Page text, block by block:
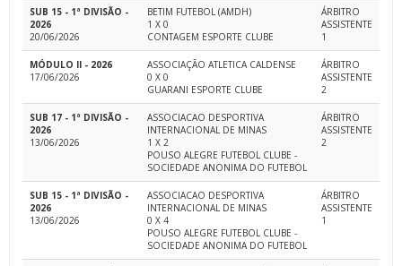
SUB 15 - 1ª DIVISÃO -
2026
20/06/2026
BETIM FUTEBOL (AMDH)
1 X 0
CONTAGEM ESPORTE CLUBE
ÁRBITRO
ASSISTENTE
1
MÓDULO II - 2026
17/06/2026
ASSOCIAÇÃO ATLETICA CALDENSE
0 X 0
GUARANI ESPORTE CLUBE
ÁRBITRO
ASSISTENTE
2
SUB 17 - 1ª DIVISÃO -
2026
13/06/2026
ASSOCIACAO DESPORTIVA
INTERNACIONAL DE MINAS
1 X 2
POUSO ALEGRE FUTEBOL CLUBE -
SOCIEDADE ANONIMA DO FUTEBOL
ÁRBITRO
ASSISTENTE
2
SUB 15 - 1ª DIVISÃO -
2026
13/06/2026
ASSOCIACAO DESPORTIVA
INTERNACIONAL DE MINAS
0 X 4
POUSO ALEGRE FUTEBOL CLUBE -
SOCIEDADE ANONIMA DO FUTEBOL
ÁRBITRO
ASSISTENTE
1